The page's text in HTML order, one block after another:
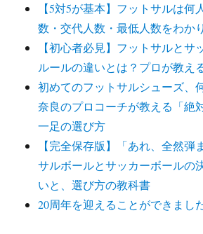
【5対5が基本】フットサルは何
数・交代人数・最低人数をわか
【初心者必見】フットサルとサ
ルールの違いとは？プロが教え
初めてのフットサルシューズ、
奈良のプロコーチが教える「絶
一足の選び方
【完全保存版】「あれ、全然弾
サルボールとサッカーボールの
いと、選び方の教科書
20周年を迎えることができました